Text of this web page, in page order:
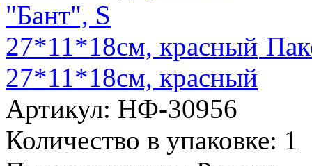
27*11*18см, красный
Артикул: НФ-30956
Количество в упаковке: 1